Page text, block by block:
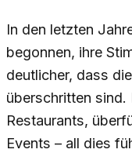
In den letzten
begonnen, ihre
deutlicher, dass
überschritten sind.
Restaurants,
Events – all dies